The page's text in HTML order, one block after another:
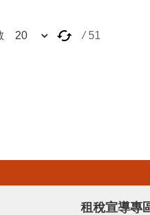
/ 51
租稅宣導專